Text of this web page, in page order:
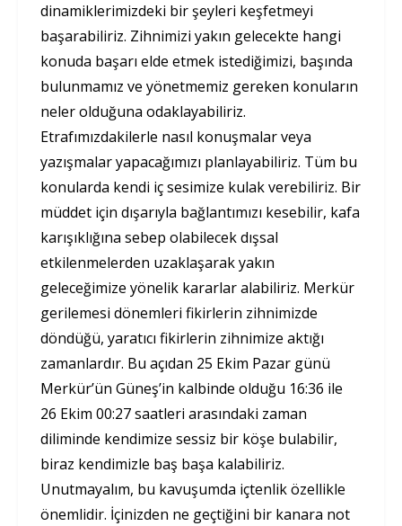
dinamiklerimizdeki bir şeyleri keşfetmeyi
başarabiliriz. Zihnimizi yakın gelecekte hangi
konuda başarı elde etmek istediğimizi, başında
bulunmamız ve yönetmemiz gereken konuların
neler olduğuna odaklayabiliriz.
Etrafımızdakilerle nasıl konuşmalar veya
yazışmalar yapacağımızı planlayabiliriz. Tüm bu
konularda kendi iç sesimize kulak verebiliriz. Bir
müddet için dışarıyla bağlantımızı kesebilir, kafa
karışıklığına sebep olabilecek dışsal
etkilenmelerden uzaklaşarak yakın
geleceğimize yönelik kararlar alabiliriz. Merkür
gerilemesi dönemleri fikirlerin zihnimizde
döndüğü, yaratıcı fikirlerin zihnimize aktığı
zamanlardır. Bu açıdan 25 Ekim Pazar günü
Merkür’ün Güneş’in kalbinde olduğu 16:36 ile
26 Ekim 00:27 saatleri arasındaki zaman
diliminde kendimize sessiz bir köşe bulabilir,
biraz kendimizle baş başa kalabiliriz.
Unutmayalım, bu kavuşumda içtenlik özellikle
önemlidir. İçinizden ne geçtiğini bir kanara not